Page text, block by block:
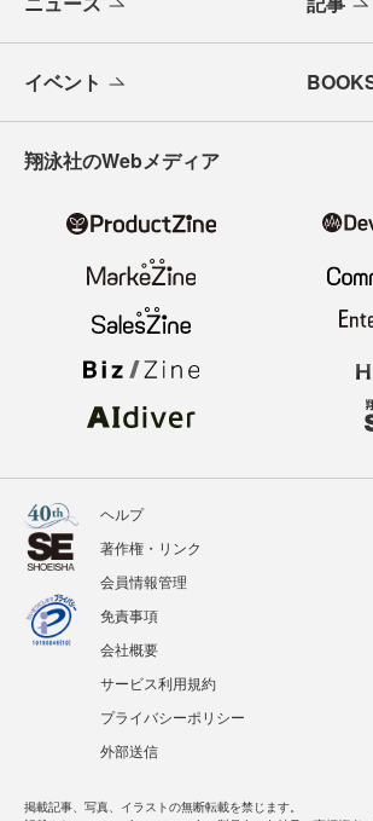
イベント
翔泳社のWebメディア
ヘルプ
著作権・リンク
会員情報管理
免責事項
会社概要
サービス利用規約
プライバシーポリシー
外部送信
掲載記事、写真、イラストの無断転載を禁じます。